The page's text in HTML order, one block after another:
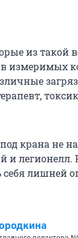
из такой
измеримых
крана не
и легионелл.
себя лишней